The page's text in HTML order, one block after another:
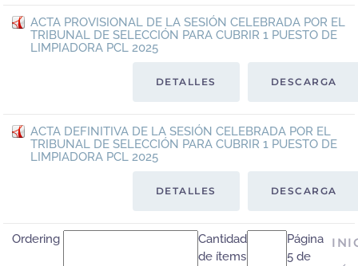
ACTA PROVISIONAL DE LA SESIÓN CELEBRADA POR EL
TRIBUNAL DE SELECCIÓN PARA CUBRIR 1 PUESTO DE
LIMPIADORA PCL 2025
DESCARGA
DETALLES
ACTA DEFINITIVA DE LA SESIÓN CELEBRADA POR EL
TRIBUNAL DE SELECCIÓN PARA CUBRIR 1 PUESTO DE
LIMPIADORA PCL 2025
DESCARGA
DETALLES
Ordering
Cantidad
de ítems
Página
5 de